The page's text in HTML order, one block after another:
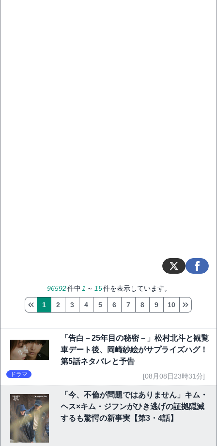
96592件中 1 ～ 15件を表示しています。
1 2 3 4 5 6 7 8 9 10
「告白－25年目の秘密－」松村北斗と観覧
車デート後、岡崎紗絵がサプライズハグ！
第5話ネタバレと予告
ドラマ [08月08日23時31分]
「今、不倫が問題ではありません」キム・
ヘス×キム・ジフンがひき逃げの証拠隠滅
するも驚愕の新事実【第3・4話】